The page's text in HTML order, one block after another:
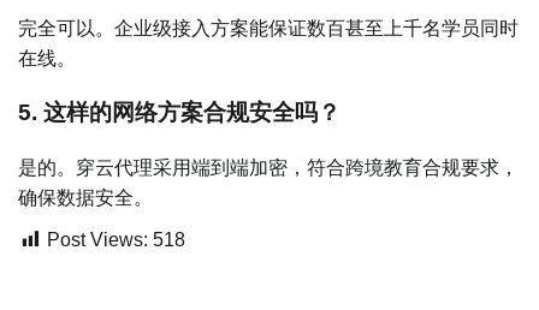
完全可以。企业级接入方案能保证数百甚至上千名学员同时
在线。
5. 这样的网络方案合规安全吗？
是的。穿云代理采用端到端加密，符合跨境教育合规要求，
确保数据安全。
Post Views: 518